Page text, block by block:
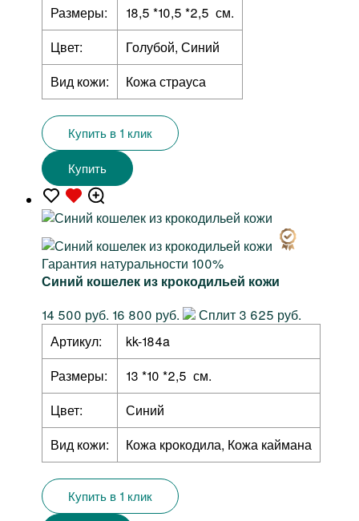
Размеры:
18,5 *10,5 *2,5 см.
Цвет:
Голубой, Синий
Вид кожи:
Кожа страуса
Купить в 1 клик
Купить
Гарантия натуральности 100%
Синий кошелек из крокодильей кожи
14 500 руб. 16 800 руб.
Сплит 3 625 руб.
Артикул:
kk-184a
Размеры:
13 *10 *2,5 см.
Цвет:
Синий
Вид кожи:
Кожа крокодила, Кожа каймана
Купить в 1 клик